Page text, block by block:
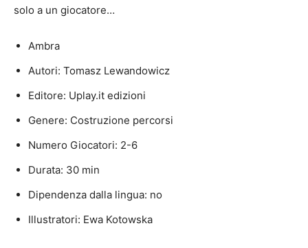
solo a un giocatore…
Ambra
Autori: Tomasz Lewandowicz
Editore: Uplay.it edizioni
Genere: Costruzione percorsi
Numero Giocatori: 2-6
Durata: 30 min
Dipendenza dalla lingua: no
Illustratori: Ewa Kotowska